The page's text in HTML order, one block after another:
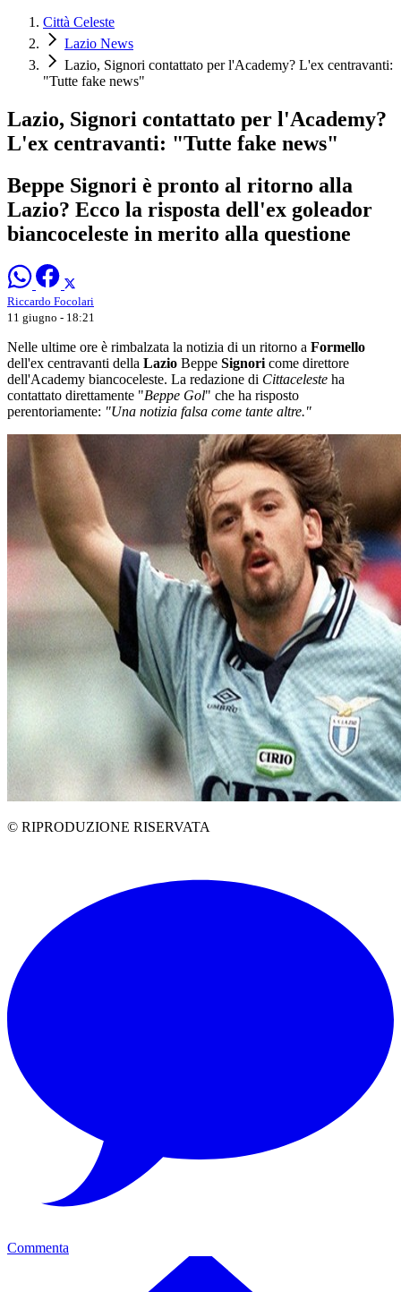
Città Celeste
Lazio News
Lazio, Signori contattato per l'Academy? L'ex centravanti:
"Tutte fake news"
Lazio, Signori contattato per l'Academy?
L'ex centravanti: "Tutte fake news"
Beppe Signori è pronto al ritorno alla
Lazio? Ecco la risposta dell'ex goleador
biancoceleste in merito alla questione
Riccardo Focolari
11 giugno - 18:21
Nelle ultime ore è rimbalzata la notizia di un ritorno a Formello
dell'ex centravanti della Lazio Beppe Signori come direttore
dell'Academy biancoceleste. La redazione di Cittaceleste ha
contattato direttamente "Beppe Gol" che ha risposto
perentoriamente: "Una notizia falsa come tante altre."
© RIPRODUZIONE RISERVATA
Commenta